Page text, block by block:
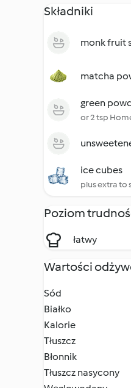
Składniki
monk fruit
matcha
green
or 2 tsp
ice cubes
plus extra to
Poziom
łatwy
Wartości
Sód
Białko
Kalorie
Tłuszcz
Błonnik
Tłuszcz nasycony